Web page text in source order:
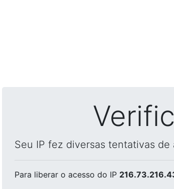
Seu IP fez diversas tentativas
Para liberar o acesso do IP